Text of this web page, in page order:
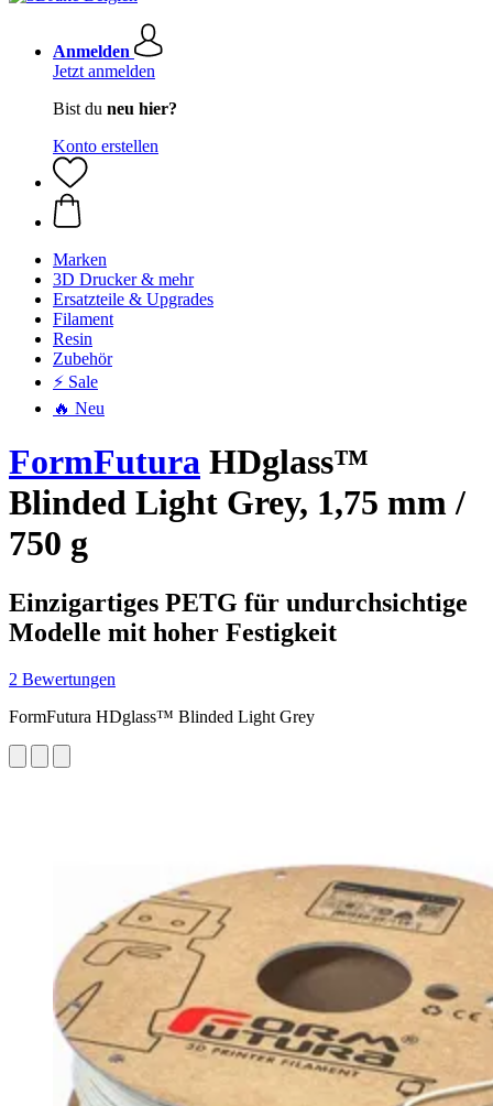
Anmelden
Jetzt anmelden
Bist du neu hier?
Konto erstellen
Marken
3D Drucker & mehr
Ersatzteile & Upgrades
Filament
Resin
Zubehör
⚡ Sale
🔥 Neu
FormFutura HDglass™
Blinded Light Grey, 1,75 mm /
750 g
Einzigartiges PETG für undurchsichtige
Modelle mit hoher Festigkeit
2 Bewertungen
FormFutura HDglass™ Blinded Light Grey